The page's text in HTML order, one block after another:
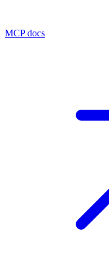
MCP docs